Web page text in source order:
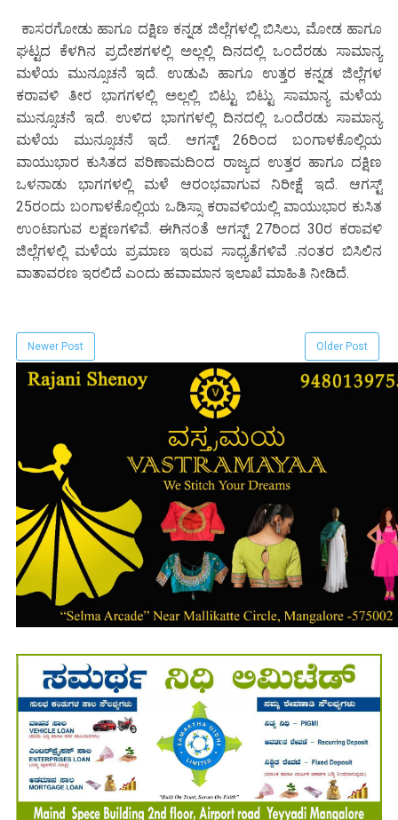
ಕಾಸರಗೋಡು ಹಾಗೂ ದಕ್ಷಿಣ ಕನ್ನಡ ಜಿಲ್ಲೆಗಳಲ್ಲಿ ಬಿಸಿಲು, ಮೋಡ ಹಾಗೂ
ಘಟ್ಟದ ಕೆಳಗಿನ ಪ್ರದೇಶಗಳಲ್ಲಿ ಅಲ್ಲಲ್ಲಿ ದಿನದಲ್ಲಿ ಒಂದೆರಡು ಸಾಮಾನ್ಯ
ಮಳೆಯ ಮುನ್ಸೂಚನೆ ಇದೆ. ಉಡುಪಿ ಹಾಗೂ ಉತ್ತರ ಕನ್ನಡ ಜಿಲ್ಲೆಗಳ
ಕರಾವಳಿ ತೀರ ಭಾಗಗಳಲ್ಲಿ ಅಲ್ಲಲ್ಲಿ ಬಿಟ್ಟು ಬಿಟ್ಟು ಸಾಮಾನ್ಯ ಮಳೆಯ
ಮುನ್ಸೂಚನೆ ಇದೆ. ಉಳಿದ ಭಾಗಗಳಲ್ಲಿ ದಿನದಲ್ಲಿ ಒಂದೆರಡು ಸಾಮಾನ್ಯ
ಮಳೆಯ ಮುನ್ಸೂಚನೆ ಇದೆ. ಆಗಸ್ಟ್ 26ರಿಂದ ಬಂಗಾಳಕೊಲ್ಲಿಯ
ವಾಯುಭಾರ ಕುಸಿತದ ಪರಿಣಾಮದಿಂದ ರಾಜ್ಯದ ಉತ್ತರ ಹಾಗೂ ದಕ್ಷಿಣ
ಒಳನಾಡು ಭಾಗಗಳಲ್ಲಿ ಮಳೆ ಆರಂಭವಾಗುವ ನಿರೀಕ್ಷೆ ಇದೆ. ಆಗಸ್ಟ್
25ರಂದು ಬಂಗಾಳಕೊಲ್ಲಿಯ ಒಡಿಸ್ಸಾ ಕರಾವಳಿಯಲ್ಲಿ ವಾಯುಭಾರ ಕುಸಿತ
ಉಂಟಾಗುವ ಲಕ್ಷಣಗಳಿವೆ. ಈಗಿನಂತೆ ಆಗಸ್ಟ್ 27ರಿಂದ 30ರ ಕರಾವಳಿ
ಜಿಲ್ಲೆಗಳಲ್ಲಿ ಮಳೆಯ ಪ್ರಮಾಣ ಇರುವ ಸಾಧ್ಯತೆಗಳಿವೆ .ನಂತರ ಬಿಸಿಲಿನ
ವಾತಾವರಣ ಇರಲಿದೆ ಎಂದು ಹವಾಮಾನ ಇಲಾಖೆ ಮಾಹಿತಿ ನೀಡಿದೆ.
Newer Post Older Post